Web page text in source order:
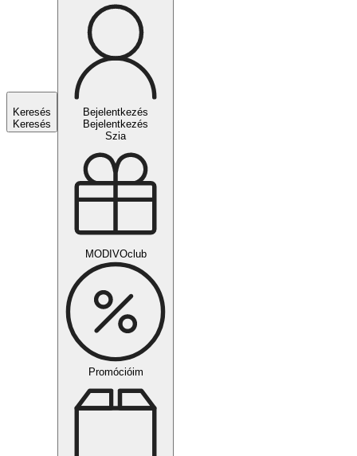
Keresés
Keresés
Bejelentkezés
Bejelentkezés
Szia
MODIVOclub
Promócióim